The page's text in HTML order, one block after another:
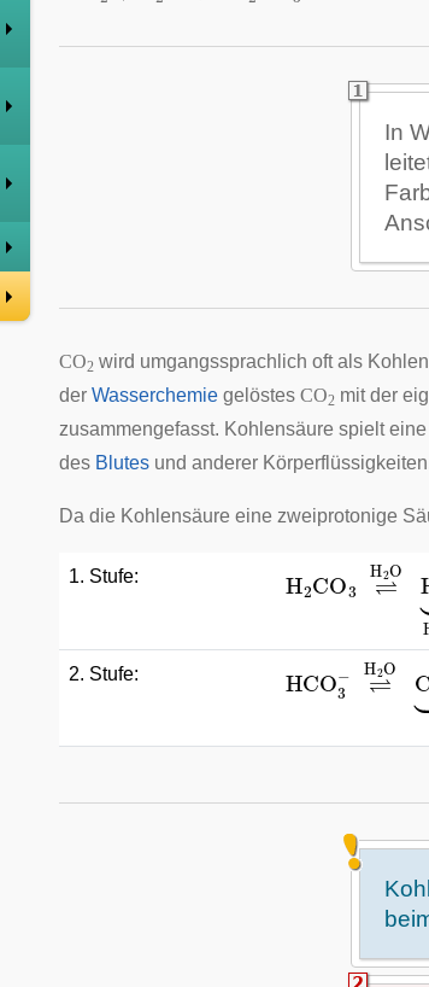
In
CO2 wird umgangssprachlich oft als
der Wasserchemie gelöstes CO2 mit der
zusammengefasst. Kohlensäure spielt
des Blutes und anderer
Da die Kohlensäure eine zweiprotonige
1. Stufe: H 2CO ⇌H2
+H (aq) ⏟
2. Stufe: HCO3 ⇌H O
+H(aq) ⏟